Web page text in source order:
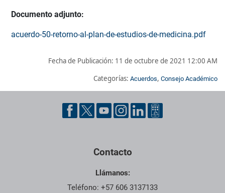
Documento adjunto:
acuerdo-50-retorno-al-plan-de-estudios-de-medicina.pdf
Fecha de Publicación: 11 de octubre de 2021 12:00 AM
Categorías: Acuerdos, Consejo Académico
Pie de página con información de contacto, redes sociales y
Contacto
Llámanos:
Teléfono: +57 606 3137133